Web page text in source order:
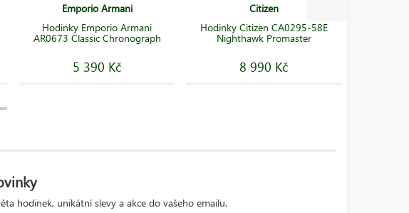
Emporio Armani
Hodinky Emporio Armani
AR0673 Classic Chronograph
5 390 Kč
Citizen
Hodinky Citizen CA0295-58E
Nighthawk Promaster
8 990 Kč
hodinek, unikátní slevy a akce do vašeho emailu.